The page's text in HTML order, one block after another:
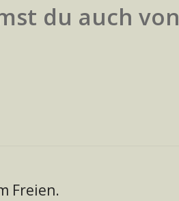
du auch von
Freien.